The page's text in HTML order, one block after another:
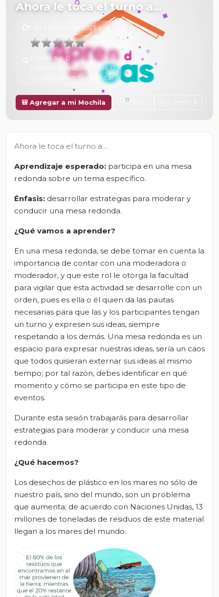
Ahora le toca el turno a…
6 de Febrero de 2025 a las 17:03
Promedio:0
Número de valoraciones:0
Tu calificación:Sin calificar
🎒 Agregar a mi Mochila Anterior
Ahora le toca el turno a…
Aprendizaje esperado: participa en una mesa
redonda sobre un tema específico.
Énfasis: desarrollar estrategias para moderar y
conducir una mesa redonda.
¿Qué vamos a aprender?
En una mesa redonda, se debe tomar en cuenta la
importancia de contar con una moderadora o
moderador, y que este rol le otorga la facultad
para vigilar que esta actividad se desarrolle con un
orden, pues es ella o él quien da las pautas
necesarias para que las y los participantes tengan
un turno y expresen sus ideas, siempre
respetando a los demás. Una mesa redonda es un
espacio para expresar nuestras ideas, sería un caos
que todos quisieran externar sus ideas al mismo
tiempo; por tal razón, debes identificar en qué
momento y cómo se participa en este tipo de
eventos.
Durante esta sesión trabajarás para desarrollar
estrategias para moderar y conducir una mesa
redonda.
¿Qué hacemos?
Los desechos de plástico en los mares no sólo de
nuestro país, sino del mundo, son un problema
que aumenta; de acuerdo con Naciones Unidas, 13
millones de toneladas de residuos de este material
llegan a los mares del mundo.